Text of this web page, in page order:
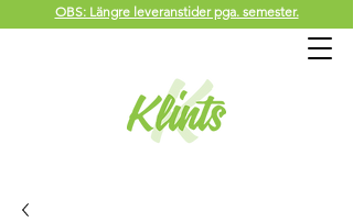
OBS: Längre leveranstider pga. semester.